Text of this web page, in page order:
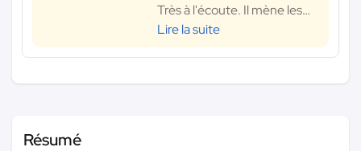
Très à l'écoute. Il mène les…
Lire la suite
Résumé